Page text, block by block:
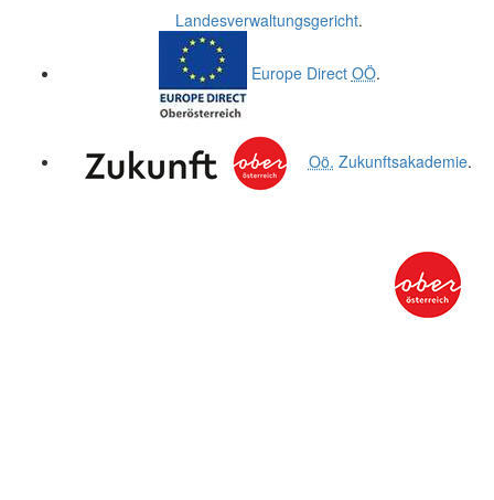
Landesverwaltungsgericht.
Europe Direct OÖ.
Oö. Zukunftsakademie.